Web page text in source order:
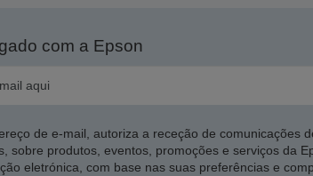
com a Epson
de e-mail, autoriza a receção de comunicações
sobre produtos, eventos, promoções e serviços da
eletrónica, com base nas suas preferências e